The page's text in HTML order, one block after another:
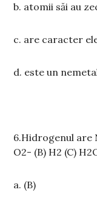
b. atomii săi au
c. are caracter
d. este un
6.Hidrogenul are
O2- (B) H2 (C)
a. (B)